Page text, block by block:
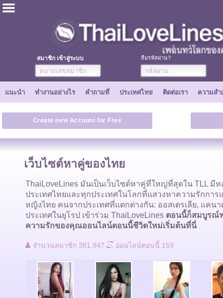
สมาชิก เข้าสู่ระบบ ลืมรหัสผ่าน?
ไทย
ลงทะเบียนเลย
เพื่อน
ทำงานอย่างไร
แนะนำ
ติดต่อเรา
ของผู้ชายออนไลน์
แนะนำ ทำงานอย่างไร คำถามที่ ประเทศไทย ติดต่อเรา ความสำ
Create new Account for Free
เว็บไซต์หาคู่ของไทย
ThaiLoveLines มันเป็นเว็บไซต์หาคู่ที่ใหญ่ที่สุดใน TLL มี
ประเทศไทยและทุกประเทศในโลกที่แสวงหาความรักการ
หญิงไทย คนจากประเทศที่แตกต่างกัน: ออสเตรเลีย, แคน
ประเทศในยุโรป เข้าร่วม ThaiLoveLines ตอนนี้ก็สมบูรณ์
ความรักของคุณออนไลน์ตอนนี้ชีวิตใหม่เริ่มต้นที่นี่
จำนวนสมาชิก 381,947 ออนไลน์ตอนนี้ 159